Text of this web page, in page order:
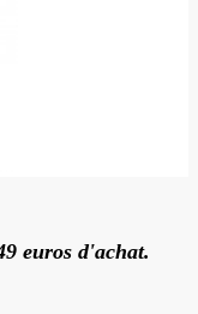
euros d'achat.